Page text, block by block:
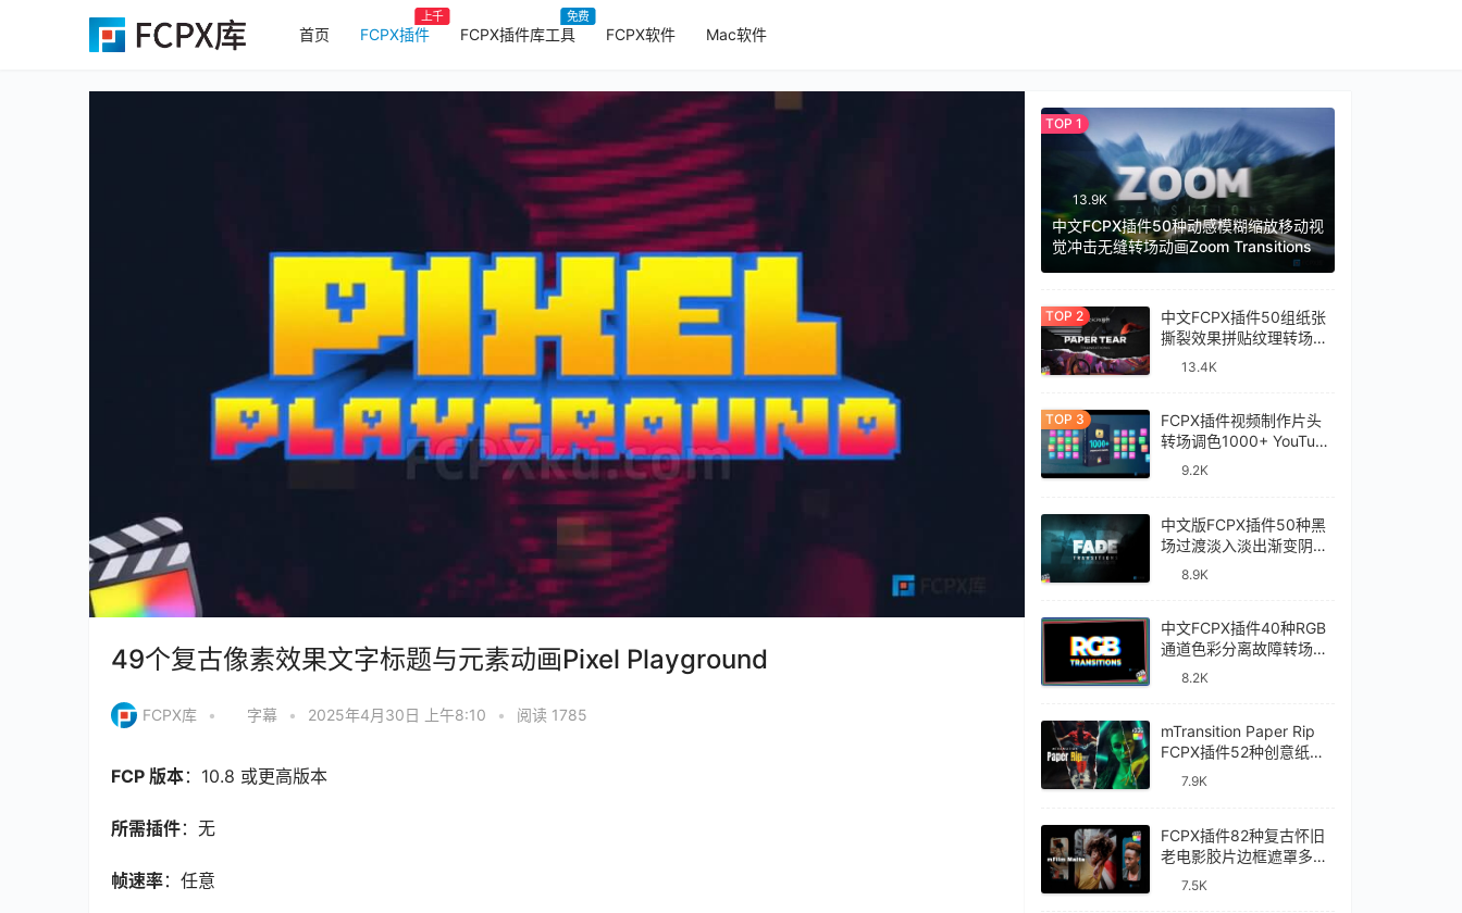
首页 FCPX插件
上千
FCPX插件库工具
免费
FCPX软件 Mac软件
49个复古像素效果文字标题与元素动画Pixel Playground
FCPX库 • 字幕 • 2025年4月30日 上午8:10 • 阅读 1785
FCP 版本：10.8 或更高版本
所需插件：无
帧速率：任意
13.9K
中文FCPX插件50种动感模糊缩放移动视
觉冲击无缝转场动画Zoom Transitions
中文FCPX插件50组纸张
撕裂效果拼贴纹理转场过
渡预设Paper Tear
13.4K
FCPX插件视频制作片头
转场调色1000+ YouTube
Library
9.2K
中文版FCPX插件50种黑
场过渡淡入淡出渐变阴影
视频转场Fade
8.9K
中文FCPX插件40种RGB
通道色彩分离故障转场过
渡RGB Transitions
8.2K
mTransition Paper Rip
FCPX插件52种创意纸张
撕裂动画过渡转场效果
7.9K
FCPX插件82种复古怀旧
老电影胶片边框遮罩多画
面分屏效果mFilm Matte
7.5K